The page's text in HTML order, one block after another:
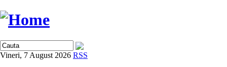
Vineri, 7 August 2026 RSS